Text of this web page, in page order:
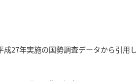
成27年実施の国勢調査データから引用